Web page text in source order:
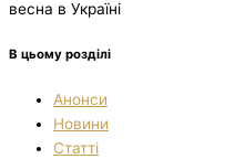
весна в Україні
В цьому розділі
Анонси
Новини
Статті